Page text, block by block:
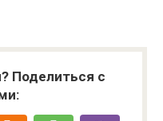
Поделиться с